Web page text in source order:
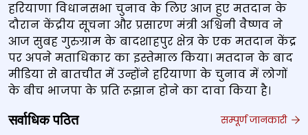
हरियाणा विधानसभा चुनाव के लिए आज हुए मतदान के
दौरान केंद्रीय सूचना और प्रसारण मंत्री अश्विनी वैष्णव ने
आज सुबह गुरुग्राम के बादशाहपुर क्षेत्र के एक मतदान केंद्र
पर अपने मताधिकार का इस्तेमाल किया। मतदान के बाद
मीडिया से बातचीत में उन्होंने हरियाणा के चुनाव में लोगों
के बीच भाजपा के प्रति रूझान होने का दावा किया है।
सर्वाधिक पठित सम्पूर्ण जानकारी